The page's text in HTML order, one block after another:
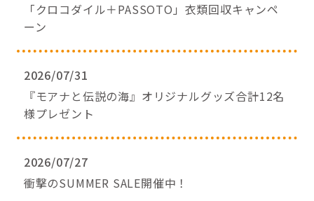
「クロコダイル＋PASSOTO」衣類回収キャンペ
ーン
2026/07/31
『モアナと伝説の海』オリジナルグッズ合計12名
様プレゼント
2026/07/27
衝撃のSUMMER SALE開催中！